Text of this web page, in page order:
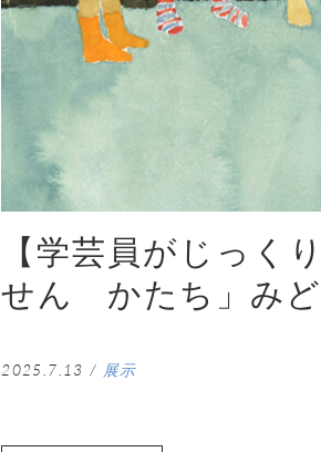
【学芸員がじっ
せん かたち」みど
2025.7.13 / 展示